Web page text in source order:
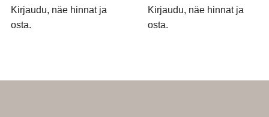
Kirjaudu, näe hinnat ja
osta.
Kirjaudu, näe hinnat ja
osta.